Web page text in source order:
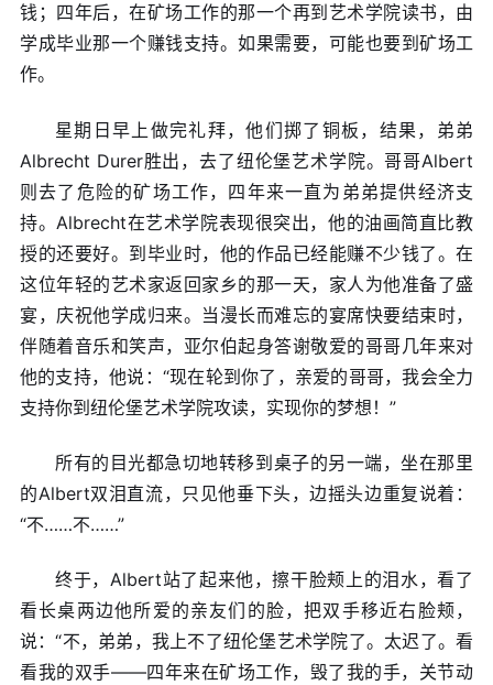
钱；四年后，在矿场工作的那一个再到艺术学院读书，由
学成毕业那一个赚钱支持。如果需要，可能也要到矿场工
作。
星期日早上做完礼拜，他们掷了铜板，结果，弟弟
Albrecht Durer胜出，去了纽伦堡艺术学院。哥哥Albert
则去了危险的矿场工作，四年来一直为弟弟提供经济支
持。Albrecht在艺术学院表现很突出，他的油画简直比教
授的还要好。到毕业时，他的作品已经能赚不少钱了。在
这位年轻的艺术家返回家乡的那一天，家人为他准备了盛
宴，庆祝他学成归来。当漫长而难忘的宴席快要结束时，
伴随着音乐和笑声，亚尔伯起身答谢敬爱的哥哥几年来对
他的支持，他说：“现在轮到你了，亲爱的哥哥，我会全力
支持你到纽伦堡艺术学院攻读，实现你的梦想！”
所有的目光都急切地转移到桌子的另一端，坐在那里
的Albert双泪直流，只见他垂下头，边摇头边重复说着：
“不……不……”
终于，Albert站了起来他，擦干脸颊上的泪水，看了
看长桌两边他所爱的亲友们的脸，把双手移近右脸颊，
说：“不，弟弟，我上不了纽伦堡艺术学院了。太迟了。看
看我的双手——四年来在矿场工作，毁了我的手，关节动